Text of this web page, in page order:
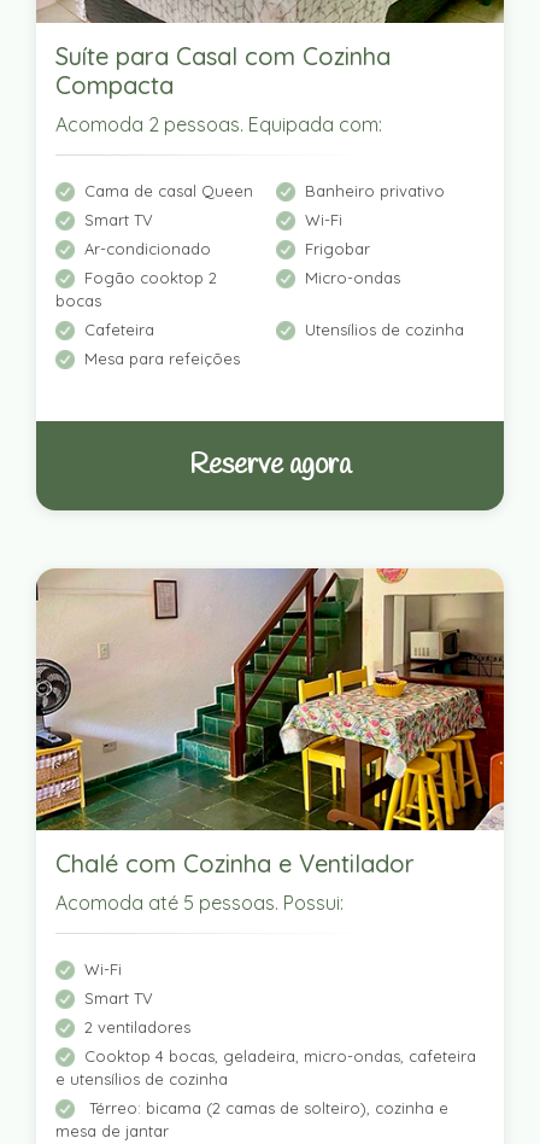
Suíte para Casal com Cozinha
Compacta
Acomoda 2 pessoas. Equipada com:
Cama de casal Queen
Banheiro privativo
Smart TV
Wi-Fi
Ar-condicionado
Frigobar
Fogão cooktop 2
bocas
Micro-ondas
Cafeteira
Utensílios de cozinha
Mesa para refeições
Reserve agora
Chalé com Cozinha e Ventilador
Acomoda até 5 pessoas. Possui:
Wi-Fi
Smart TV
2 ventiladores
Cooktop 4 bocas, geladeira, micro-ondas, cafeteira
e utensílios de cozinha
Térreo: bicama (2 camas de solteiro), cozinha e
mesa de jantar